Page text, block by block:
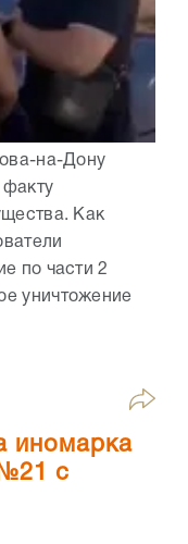
на-Дону
факту
Как
по части 2
уничтожение
иномарка
с